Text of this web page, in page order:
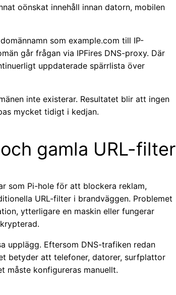
oönskat innehåll innan datorn, mobilen
som example.com till IP-
går frågan via IPFires DNS-proxy. Där
uppdaterade spärrlista över
inte existerar. Resultatet blir att ingen
mycket tidigt i kedjan.
gamla URL-filter
som Pi-hole för att blockera reklam,
URL-filter i brandväggen. Problemet
ytterligare en maskin eller fungerar
upplägg. Eftersom DNS-trafiken redan
betyder att telefoner, datorer, surfplattor
måste konfigureras manuellt.